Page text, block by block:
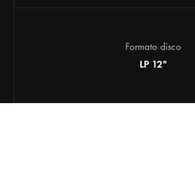
Formato disco
LP 12"